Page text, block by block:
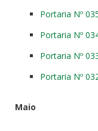
Portaria Nº
Portaria Nº
Portaria Nº
Portaria Nº
Maio